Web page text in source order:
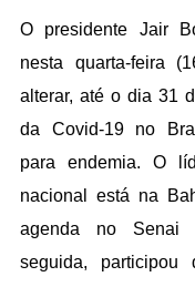
O presidente Jair
nesta quarta-feira
alterar, até o dia 31
da Covid-19 no
para endemia. O
nacional está na
agenda no Senai
seguida, participou